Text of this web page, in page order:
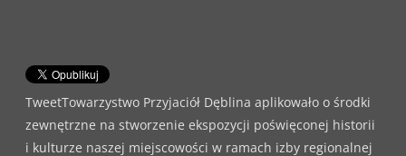
TweetTowarzystwo Przyjaciół Dęblina aplikowało o środki
zewnętrzne na stworzenie ekspozycji poświęconej historii
i kulturze naszej miejscowości w ramach izby regionalnej